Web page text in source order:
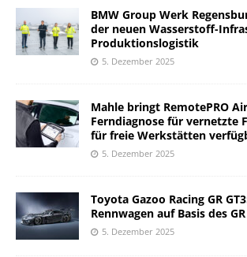
BMW Group Werk
der neuen Wasserstoff-
Produktionslogistik
5. Dezember 2025
Mahle bringt RemotePRO
Ferndiagnose für vernetzte
für freie Werkstätten
5. Dezember 2025
Toyota Gazoo Racing GR
Rennwagen auf Basis des GR
5. Dezember 2025